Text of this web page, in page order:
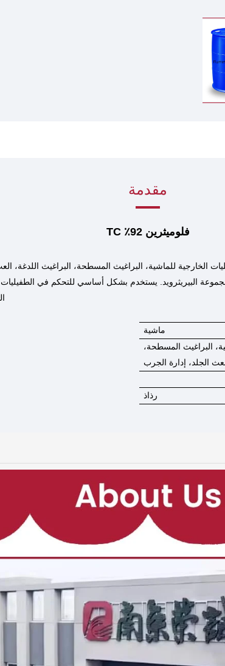
مقدمة
فلوميثرين 92٪ TC
الخارجية للماشية، البراغيث المسطحة، البراغيث اللدغة،
البيريثرويد. يستخدم بشكل أساسي للتحكم في
ماشية
البراغيث المسطحة،
الجلد، إدارة الجرب
رذاذ